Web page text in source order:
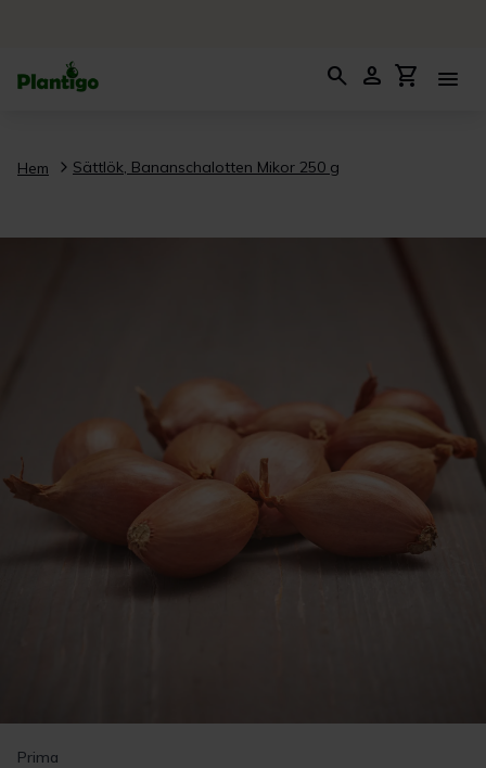
search person shopping_cart menu
Hem Sättlök, Bananschalotten Mikor 250 g
Prima